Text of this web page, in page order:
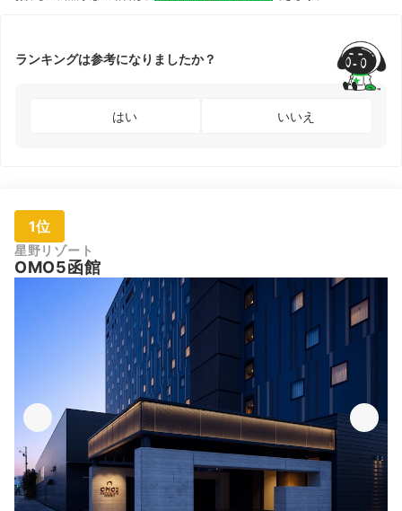
ランキングは参考になりましたか？
はい いいえ
1位
星野リゾート
OMO5函館